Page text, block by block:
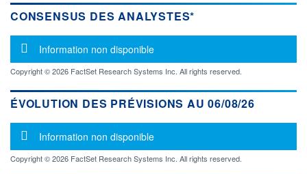
CONSENSUS DES ANALYSTES*
Message d'information
Information non disponible
Copyright © 2026 FactSet Research Systems Inc. All rights reserved.
ÉVOLUTION DES PRÉVISIONS AU 06/08/26
Message d'information
Information non disponible
Copyright © 2026 FactSet Research Systems Inc. All rights reserved.